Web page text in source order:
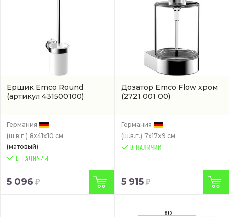
Ершик Emco Round
(артикул 431500100)
Германия
(ш.в.г.) 8x41x10 см.
(матовый)
5 096
Дозатор Emco Flow хром
(2721 001 00)
Германия
(ш.в.г.) 7x17x9 см
В НАЛИЧИИ
5 915